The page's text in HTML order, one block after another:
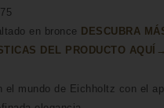
en bronce DESCUBRA
DEL PRODUCTO AQUÍ→
el mundo de Eichholtz con el